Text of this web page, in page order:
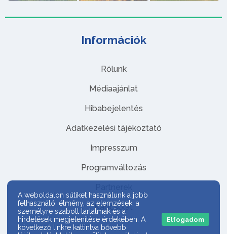
Információk
Rólunk
Médiaajánlat
Hibabejelentés
Adatkezelési tájékoztató
Impresszum
Programváltozás
Kapcsolat
A weboldalon sütiket használunk a jobb
felhasználói élmény, az elemzések, a
személyre szabott tartalmak és a
hirdetések megjelenítése érdekében. A
következő linkre kattintva bővebb
Elfogadom